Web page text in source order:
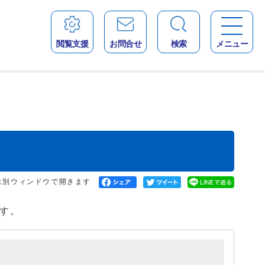
閲覧支援 お問合せ 検索 メニュー
ウィンドウで開きます
。